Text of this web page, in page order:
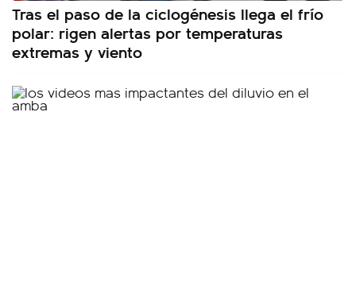
Tras el paso de la ciclogénesis llega el frío
polar: rigen alertas por temperaturas
extremas y viento